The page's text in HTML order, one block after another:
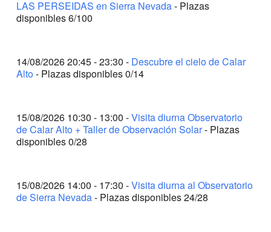
14 DE AGOSTO DE 2026
10:30 - 13:00
Visita diurna Observatorio de Calar Alto + Taller
(24 Plazas Libres)
21:00 - 23:45
Descubre el cielo de Calar Alto (COMPLETO)
16 DE AGOSTO DE 2026
LAS PERSEIDAS en Sierra Nevada- Plazas
disponibles 6/100
14/08/2026 20:45 - 23:30 - Descubre el cielo de Calar
Alto- Plazas disponibles 0/14
15/08/2026 10:30 - 13:00 -Visita diurna Observatorio
de Calar Alto + Taller de Observación Solar- Plazas
disponibles 0/28
15/08/2026 14:00 - 17:30 -Visita diurna al Observatorio
de Sierra Nevada- Plazas disponibles 24/28